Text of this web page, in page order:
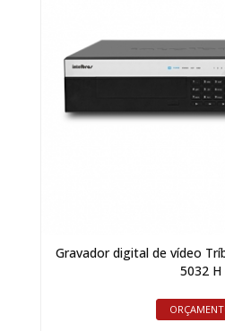
Gravador digital de vídeo
5032 H